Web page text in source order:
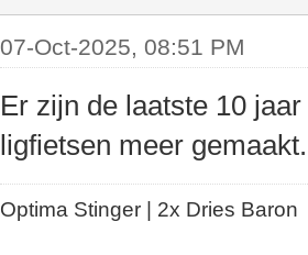
07-Oct-2025, 08:51 PM
Er zijn de laatste 10
ligfietsen meer
Optima Stinger | 2x Dries Baron